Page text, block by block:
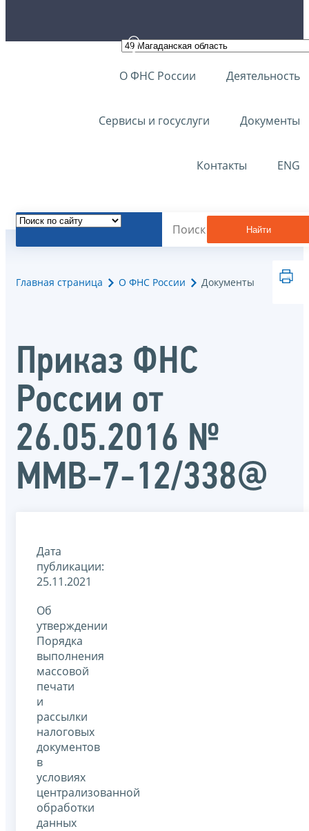
О ФНС России Деятельность
Сервисы и госуслуги Документы
Контакты ENG
Найти
Главная страница О ФНС России Документы
Приказ ФНС
России от
26.05.2016 №
ММВ-7-12/338@
Дата
публикации:
25.11.2021
Об
утверждении
Порядка
выполнения
массовой
печати
и
рассылки
налоговых
документов
в
условиях
централизованной
обработки
данных